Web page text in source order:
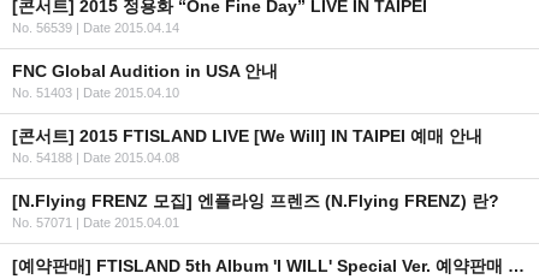
[콘서트] 2015 정용화 “One Fine Day” LIVE IN TAIPEI
No. 56539 | Date 2015.04.14
FNC Global Audition in USA 안내
No. 51403 | Date 2015.04.10
[콘서트] 2015 FTISLAND LIVE [We Will] IN TAIPEI 예매 안내
No. 54188 | Date 2015.04.08
[N.Flying FRENZ 모집] 엔플라잉 프렌즈 (N.Flying FRENZ) 란?
No. 57071 | Date 2015.04.01
[예약판매] FTISLAND 5th Album 'I WILL' Special Ver. 예약판매 안내